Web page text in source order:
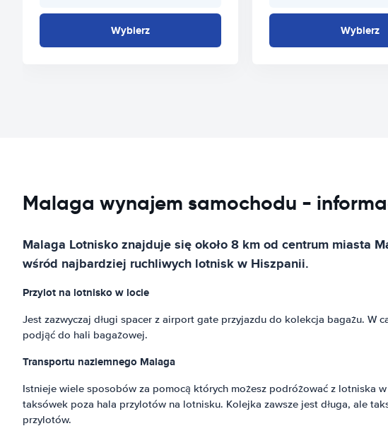
Wybierz Wybierz
Malaga wynajem samochodu -
Malaga Lotnisko znajduje się około 8 km od centrum miasta
wśród najbardziej ruchliwych lotnisk w Hiszpanii.
Przylot na lotnisko w locie
Jest zazwyczaj długi spacer z airport gate przyjazdu do kolekcja bagażu. W
podjąć do hali bagażowej.
Transportu naziemnego Malaga
Istnieje wiele sposobów za pomocą których możesz podróżować z lotniska
taksówek poza hala przylotów na lotnisku. Kolejka zawsze jest długa, ale
przylotów.